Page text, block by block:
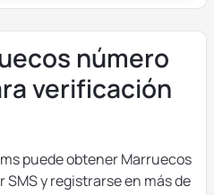
número
verificación
puede obtener Marruecos
y registrarse en más de